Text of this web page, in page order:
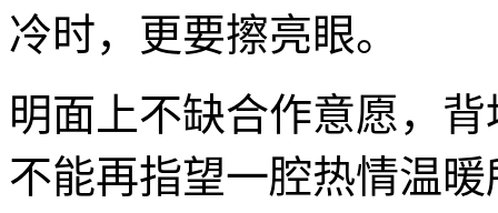
冷时，更要擦亮眼。
明面上不缺合作意愿，
不能再指望一腔热情温